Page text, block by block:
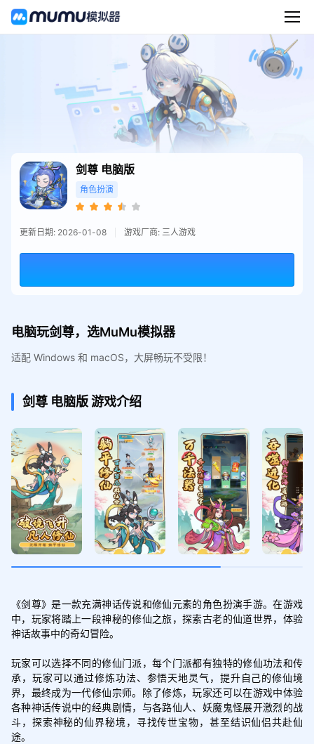
剑尊 电脑版
角色扮演
更新日期: 2026-01-08 游戏厂商: 三人游戏
电脑玩剑尊，选MuMu模拟器
适配 Windows 和 macOS，大屏畅玩不受限！
剑尊 电脑版游戏介绍
《剑尊》是一款充满神话传说和修仙元素的角色扮演手游。在游戏
中，玩家将踏上一段神秘的修仙之旅，探索古老的仙道世界，体验
神话故事中的奇幻冒险。
玩家可以选择不同的修仙门派，每个门派都有独特的修仙功法和传
承，玩家可以通过修炼功法、参悟天地灵气，提升自己的修仙境
界，最终成为一代修仙宗师。除了修炼，玩家还可以在游戏中体验
各种神话传说中的经典剧情，与各路仙人、妖魔鬼怪展开激烈的战
斗，探索神秘的仙界秘境，寻找传世宝物，甚至结识仙侣共赴仙
途。